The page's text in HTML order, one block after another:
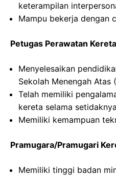
keterampilan
Mampu bekerja dengan
Petugas Perawatan Kereta
Menyelesaikan
Sekolah Menengah Atas
Telah memiliki
kereta selama
Memiliki kemampuan
Pramugara/Pramugari
Memiliki tinggi badan